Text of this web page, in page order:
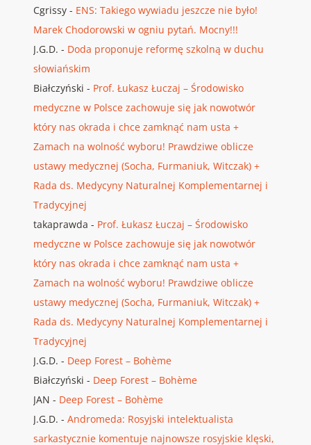
Cgrissy- ENS: Takiego wywiadu jeszcze nie było!
Marek Chodorowski w ogniu pytań. Mocny!!!
J.G.D. - Doda proponuje reformę szkolną w duchu
słowiańskim
Białczyński - Prof. Łukasz Łuczaj – Środowisko
medyczne w Polsce zachowuje się jak nowotwór
który nas okrada i chce zamknąć nam usta +
Zamach na wolność wyboru! Prawdziwe oblicze
ustawy medycznej (Socha, Furmaniuk, Witczak) +
Rada ds. Medycyny Naturalnej Komplementarnej i
Tradycyjnej
takaprawda - Prof. Łukasz Łuczaj – Środowisko
medyczne w Polsce zachowuje się jak nowotwór
który nas okrada i chce zamknąć nam usta +
Zamach na wolność wyboru! Prawdziwe oblicze
ustawy medycznej (Socha, Furmaniuk, Witczak) +
Rada ds. Medycyny Naturalnej Komplementarnej i
Tradycyjnej
J.G.D. - Deep Forest – Bohème
Białczyński - Deep Forest – Bohème
JAN - Deep Forest – Bohème
J.G.D. - Andromeda: Rosyjski intelektualista
sarkastycznie komentuje najnowsze rosyjskie klęski,